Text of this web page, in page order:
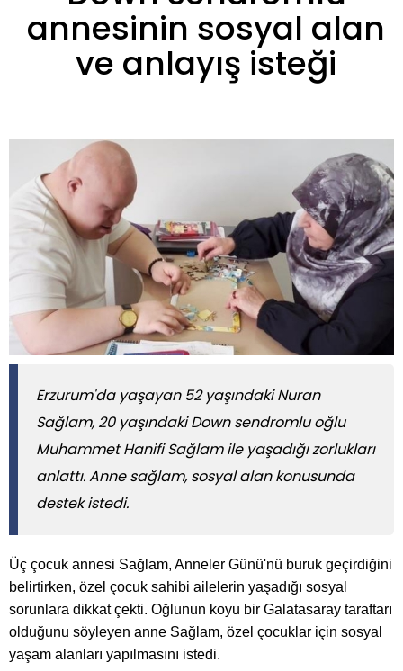
annesinin sosyal alan
ve anlayış isteği
Erzurum'da yaşayan 52 yaşındaki Nuran
Sağlam, 20 yaşındaki Down sendromlu oğlu
Muhammet Hanifi Sağlam ile yaşadığı zorlukları
anlattı. Anne sağlam, sosyal alan konusunda
destek istedi.
Üç çocuk annesi Sağlam, Anneler Günü'nü buruk geçirdiğini
belirtirken, özel çocuk sahibi ailelerin yaşadığı sosyal
sorunlara dikkat çekti. Oğlunun koyu bir Galatasaray taraftarı
olduğunu söyleyen anne Sağlam, özel çocuklar için sosyal
yaşam alanları yapılmasını istedi.